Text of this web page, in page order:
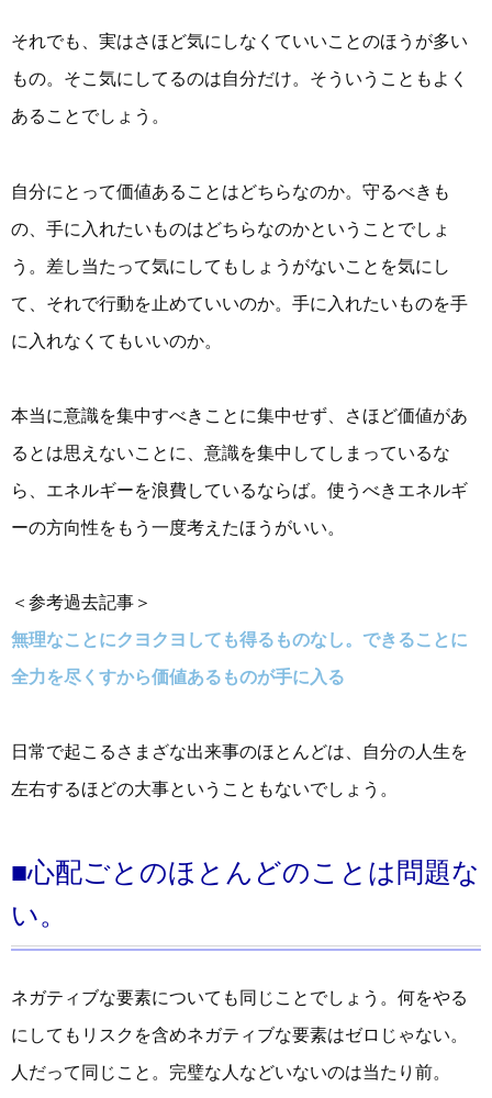
それでも、実はさほど気にしなくていいことのほうが多い
もの。そこ気にしてるのは自分だけ。そういうこともよく
あることでしょう。
自分にとって価値あることはどちらなのか。守るべきも
の、手に入れたいものはどちらなのかということでしょ
う。差し当たって気にしてもしょうがないことを気にし
て、それで行動を止めていいのか。手に入れたいものを手
に入れなくてもいいのか。
本当に意識を集中すべきことに集中せず、さほど価値があ
るとは思えないことに、意識を集中してしまっているな
ら、エネルギーを浪費しているならば。使うべきエネルギ
ーの方向性をもう一度考えたほうがいい。
＜参考過去記事＞
無理なことにクヨクヨしても得るものなし。できることに
全力を尽くすから価値あるものが手に入る
日常で起こるさまざな出来事のほとんどは、自分の人生を
左右するほどの大事ということもないでしょう。
■心配ごとのほとんどのことは問題な
い。
ネガティブな要素についても同じことでしょう。何をやる
にしてもリスクを含めネガティブな要素はゼロじゃない。
人だって同じこと。完璧な人などいないのは当たり前。